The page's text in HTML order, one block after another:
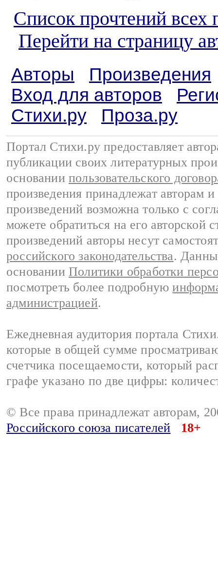
Список прочтений всех
Перейти на страницу
Авторы
Произведения
Вход для авторов
Стихи.ру
Проза.ру
Портал Стихи.ру предоставляет
публикации своих литературных
основании пользовательского
произведения принадлежат авторам
произведений возможна только с
можете обратиться на его авторской
произведений авторы несут
российского законодательства.
основании Политики обработки
посмотреть более подробную
администрацией.
Ежедневная аудитория портала
которые в общей сумме
счетчика посещаемости, который
графе указано по две цифры:
© Все права принадлежат авторам,
Российского союза писателей
18+